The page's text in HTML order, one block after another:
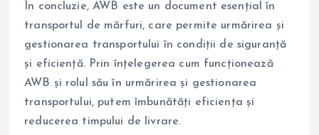
În concluzie, AWB este un document esențial în
transportul de mărfuri, care permite urmărirea și
gestionarea transportului în condiții de siguranță
și eficiență. Prin înțelegerea cum funcționează
AWB și rolul său în urmărirea și gestionarea
transportului, putem îmbunătăți eficiența și
reducerea timpului de livrare.